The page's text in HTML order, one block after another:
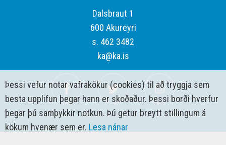
Dalsbraut 1
600 Akureyri
s. 462 3482
ka@ka.is
Þessi vefur notar vafrakökur (cookies) til að tryggja sem
besta upplifun þegar hann er skoðaður. Þessi borði hverfur
þegar þú samþykkir notkun. Þú getur breytt stillingum á
kökum hvenær sem er. Lesa nánar